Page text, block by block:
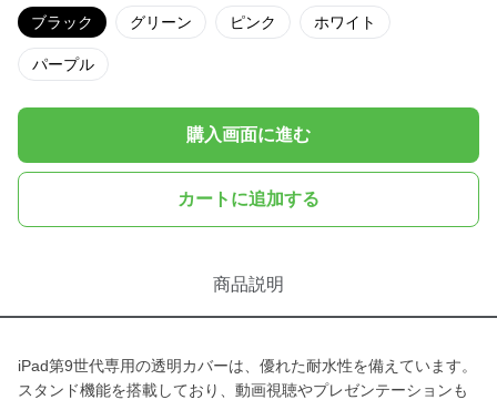
ブラック グリーン ピンク ホワイト
パープル
購入画面に進む
カートに追加する
商品説明
iPad第9世代専用の透明カバーは、優れた耐水性を備えています。
スタンド機能を搭載しており、動画視聴やプレゼンテーションも